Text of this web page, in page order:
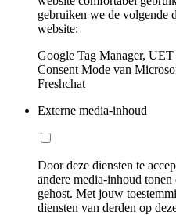
gebruiken we de volgende
website:
Google Tag Manager,
Consent Mode van
Freshchat
Externe media-inhoud
Door deze diensten te
andere media-inhoud
gehost. Met jouw
diensten van derden op